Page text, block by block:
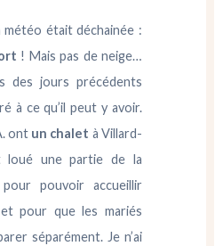
météo était déchainée :
! Mais pas de neige…
des jours précédents
à ce qu’il peut y avoir.
ont un chalet à Villard-
loué une partie de la
pouvoir accueillir
pour que les mariés
séparément. Je n’ai